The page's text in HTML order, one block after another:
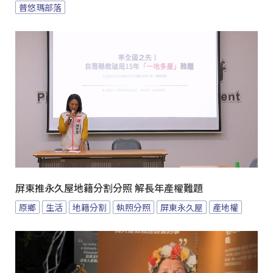
普悠瑪部落
屏東推永久屋地籍分割分照 解長年產權難題
原鄉 生活 地籍分割 執照分照 屏東永久屋 產地權